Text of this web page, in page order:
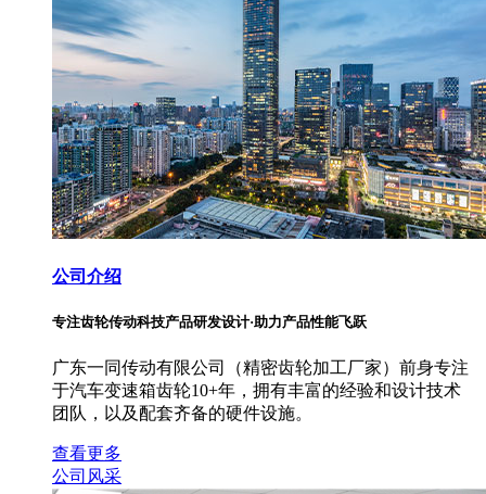
公司介绍
专注齿轮传动科技产品研发设计·助力产品性能飞跃
广东一同传动有限公司（精密齿轮加工厂家）前身专注
于汽车变速箱齿轮10+年，拥有丰富的经验和设计技术
团队，以及配套齐备的硬件设施。
查看更多
公司风采